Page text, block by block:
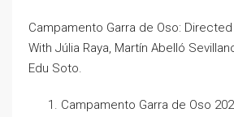
Campamento Garra de Oso: Directed
With Júlia Raya, Martín Abelló
Edu Soto.
Campamento Garra de Oso